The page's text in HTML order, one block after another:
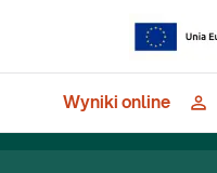
Wyniki online